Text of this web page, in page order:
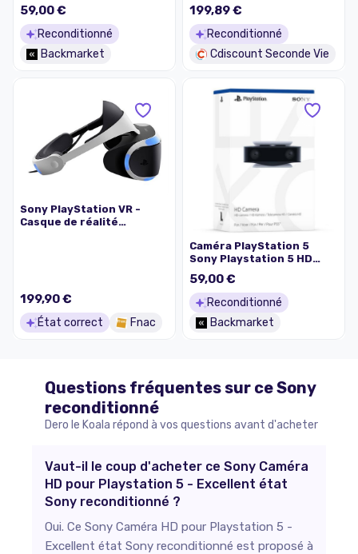
Camera
59,00 €
Reconditionné
Backmarket
VR 5.7 Full HD HDMI avec
PlayStation Camera
199,89 €
Reconditionné
Cdiscount Seconde Vie
Sony PlayStation VR -
Casque de réalité
biohazard and VR Worlds
199,90 €
État correct Fnac
Caméra PlayStation 5
Sony Playstation 5 HD
Camera
59,00 €
Reconditionné
Backmarket
Questions fréquentes sur ceSony
reconditionné
Dero le Koala répond à vos questions avant d'acheter
Vaut-il le coup d'acheter ce Sony Caméra
HD pour Playstation 5 - Excellent état
Sony reconditionné ?
Oui. Ce Sony Caméra HD pour Playstation 5 -
Excellent état Sony reconditionné est proposé à